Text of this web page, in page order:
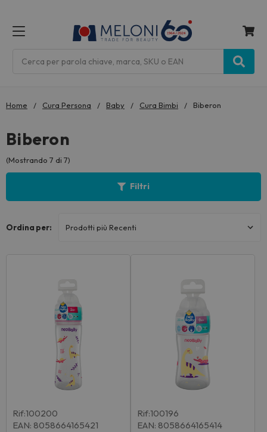
Home Cura Persona Baby Cura Bimbi Biberon
Biberon
(Mostrando 7 di 7)
Filtri
Ordina per:
Rif:100200
EAN: 8058664165421
Rif:100196
EAN: 8058664165414